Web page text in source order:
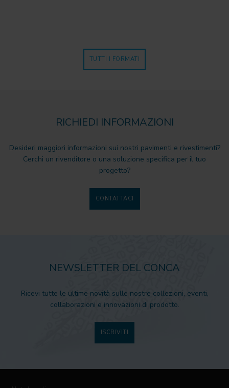
TUTTI I FORMATI
RICHIEDI INFORMAZIONI
Desideri maggiori informazioni sui nostri pavimenti e rivestimenti?
Cerchi un rivenditore o una soluzione specifica per il tuo
progetto?
CONTATTACI
NEWSLETTER DEL CONCA
Ricevi tutte le ultime novità sulle nostre collezioni, eventi,
collaborazioni e innovazioni di prodotto.
ISCRIVITI